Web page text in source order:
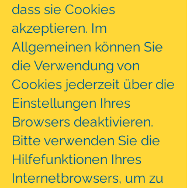
dass sie Cookies
akzeptieren. Im
Allgemeinen können Sie
die Verwendung von
Cookies jederzeit über die
Einstellungen Ihres
Browsers deaktivieren.
Bitte verwenden Sie die
Hilfefunktionen Ihres
Internetbrowsers, um zu